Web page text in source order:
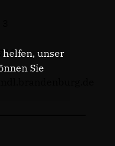
helfen, unser
Sie